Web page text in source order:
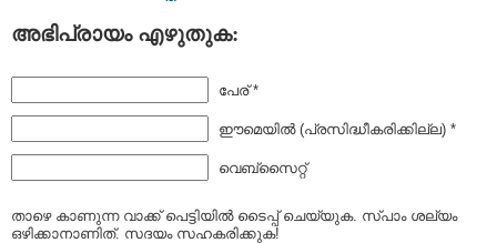
അഭിപ്രായം എഴുതുക:
പേര് *
ഈമെയില്‍ (പ്രസിദ്ധീകരിക്കില്ല) *
വെബ്സൈറ്റ്
താഴെ കാണുന്ന വാക്ക് പെട്ടിയില്‍ ടൈപ്പ്‌ ചെയ്യുക. സ്പാം ശല്യം
ഒഴിക്കാനാണിത്. സദയം സഹകരിക്കുക!